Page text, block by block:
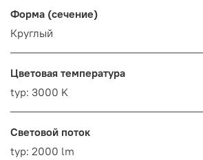
Форма (сечение)
Круглый
Цветовая температура
typ: 3000 K
Световой поток
typ: 2000 lm